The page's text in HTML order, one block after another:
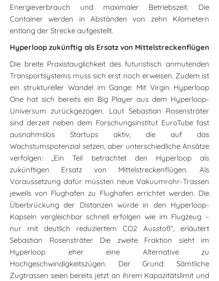
Energieverbrauch und maximaler Betriebszeit. Die
Container werden in Abständen von zehn Kilometern
entlang der Strecke aufgestellt.
Hyperloop zukünftig als Ersatz von Mittelstreckenflügen
Die breite Praxistauglichkeit des futuristisch anmutenden
Transportsystems muss sich erst noch erweisen. Zudem ist
ein struktureller Wandel im Gange: Mit Virgin Hyperloop
One hat sich bereits ein Big Player aus dem Hyperloop-
Universum zurückgezogen. Laut Sebastian Rosensträter
sind derzeit neben dem Forschungsinstitut EuroTube fast
ausnahmslos Startups aktiv, die auf das
Wachstumspotenzial setzen, aber unterschiedliche Ansätze
verfolgen: „Ein Teil betrachtet den Hyperloop als
zukünftigen Ersatz von Mittelstreckenflügen. Als
Voraussetzung dafür müssten neue Vakuumrohr-Trassen
jeweils von Flughafen zu Flughafen errichtet werden. Die
Überbrückung der Distanzen würde in den Hyperloop-
Kapseln vergleichbar schnell erfolgen wie im Flugzeug –
nur mit deutlich reduziertem CO2 Ausstoß“, erläutert
Sebastian Rosensträter. Die zweite Fraktion sieht im
Hyperloop eher eine Alternative zu
Hochgeschwindigkeitszügen. Der Grund: Sämtliche
Zugtrassen seien bereits jetzt an ihrem Kapazitätslimit und